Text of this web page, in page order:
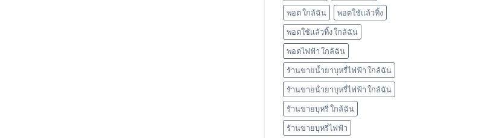
พอต ใกล้ฉัน
พอตใช้แล้วทิ้ง
พอตใช้แล้วทิ้ง ใกล้ฉัน
พอตไฟฟ้า ใกล้ฉัน
ร้านขายน้ำยาบุหรี่ไฟฟ้า ใกล้ฉัน
ร้านขายน้ํายาบุหรี่ไฟฟ้า ใกล้ฉัน
ร้านขายบุหรี่ ใกล้ฉัน
ร้านขายบุหรี่ไฟฟ้า